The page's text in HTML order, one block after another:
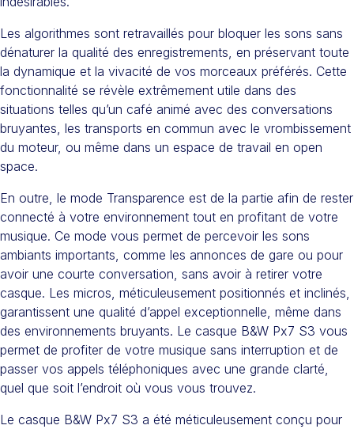
Les algorithmes sont retravaillés pour bloquer les sons sans
dénaturer la qualité des enregistrements, en préservant toute
la dynamique et la vivacité de vos morceaux préférés. Cette
fonctionnalité se révèle extrêmement utile dans des
situations telles qu’un café animé avec des conversations
bruyantes, les transports en commun avec le vrombissement
du moteur, ou même dans un espace de travail en open
space.
En outre, le mode Transparence est de la partie afin de rester
connecté à votre environnement tout en profitant de votre
musique. Ce mode vous permet de percevoir les sons
ambiants importants, comme les annonces de gare ou pour
avoir une courte conversation, sans avoir à retirer votre
casque. Les micros, méticuleusement positionnés et inclinés,
garantissent une qualité d’appel exceptionnelle, même dans
des environnements bruyants. Le casque B&W Px7 S3 vous
permet de profiter de votre musique sans interruption et de
passer vos appels téléphoniques avec une grande clarté,
quel que soit l’endroit où vous vous trouvez.
Le casque B&W Px7 S3 a été méticuleusement conçu pour